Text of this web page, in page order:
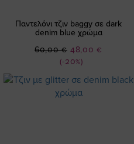
Παντελόνι τζιν baggy σε dark
denim blue χρώμα
(-20%)
Ειδική
Τιμή
48,00 €
60,00 €